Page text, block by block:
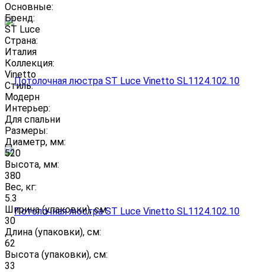
Основные:
Бренд:
ST Luce
Страна:
Италия
Коллекция:
Vinetto
Стиль:
Модерн
Интерьер:
Для спальни
Размеры:
Диаметр, мм:
520
Высота, мм:
380
Вес, кг:
5.3
Ширина (упаковки), см:
30
Длина (упаковки), см:
62
Высота (упаковки), см:
33